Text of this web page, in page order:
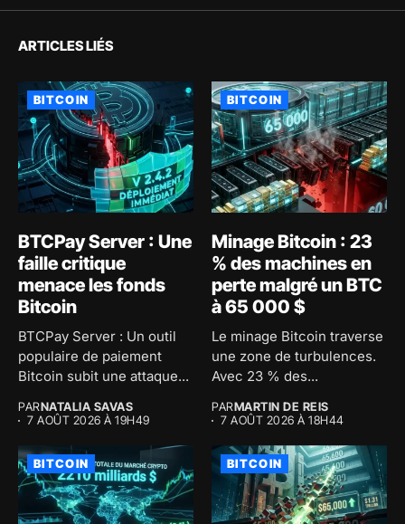
ARTICLES LIÉS
BITCOIN
BTCPay Server : Une
faille critique
menace les fonds
Bitcoin
BTCPay Server : Un outil
populaire de paiement
Bitcoin subit une attaque...
PARNATALIA SAVAS
7 AOÛT 2026 À 19H49
BITCOIN
Minage Bitcoin : 23
% des machines en
perte malgré un BTC
à 65 000 $
Le minage Bitcoin traverse
une zone de turbulences.
Avec 23 % des...
PARMARTIN DE REIS
7 AOÛT 2026 À 18H44
BITCOIN BITCOIN